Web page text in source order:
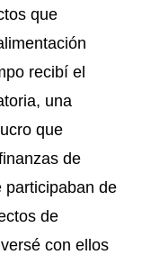
que
recibí el
una
que
de
participaban de
de
con ellos